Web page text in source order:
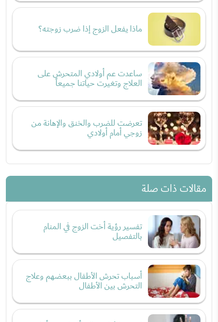
ماذا يفعل الزوج إذا ضرب زوجته؟
ساعدت عم أولادي المتحرش على
العلاج وتغيرت حياتنا جميعاً
تعرضت للضرب والخنق والإهانة من
زوجي أمام أولادي
مقالات ذات صلة
تفسير رؤية أخت الزوج في المنام
بالتفصيل
أسباب تحرش الأطفال ببعضهم وعلاج
التحرش بين الأطفال